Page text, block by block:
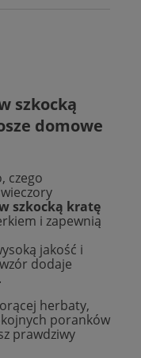
szkocką
domowe
czego
szkocką kratę
i zapewnią
jakość i
dodaje
herbaty,
poranków
prawdziwy